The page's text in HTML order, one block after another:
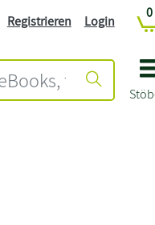
Registrieren Login
0